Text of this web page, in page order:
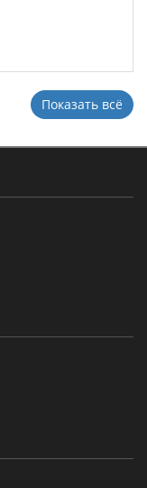
Показать всё